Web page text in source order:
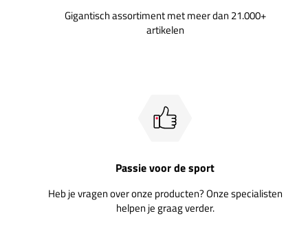
Gigantisch assortiment met meer dan 21.000+
artikelen
Passie voor de sport
Heb je vragen over onze producten? Onze specialisten
helpen je graag verder.